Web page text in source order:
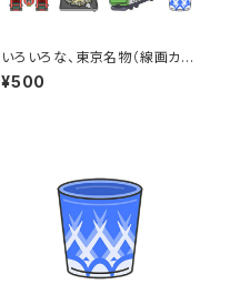
いろいろな、東京名物（線画カラ
ー）のイラストセット
¥500